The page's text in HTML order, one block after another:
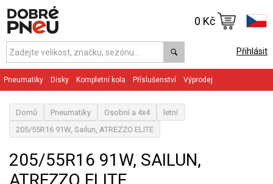
Přihlásit
0 Kč
Pneumatiky Disky Kompletní kola Příslušenství Výprodej
Domů Pneumatiky Osobní a 4x4
letní
205/55R16 91W, Sailun, ATREZZO ELITE
205/55R16 91W, SAILUN,